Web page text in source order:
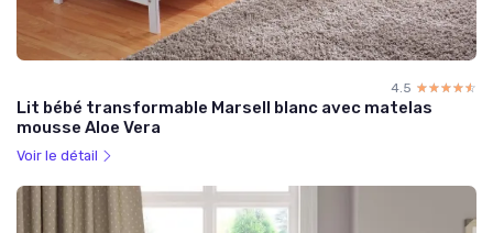
4.5 ☆☆☆☆☆
★★★★★
Lit bébé transformable Marsell blanc avec matelas
mousse Aloe Vera
Voir le détail